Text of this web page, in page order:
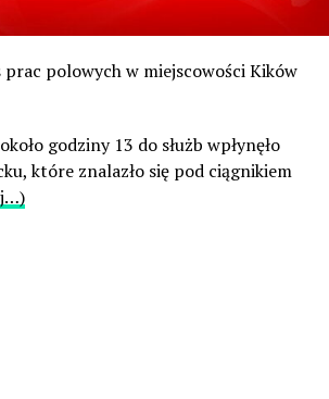
prac polowych w miejscowości Kików
godziny 13 do służb wpłynęło
które znalazło się pod ciągnikiem